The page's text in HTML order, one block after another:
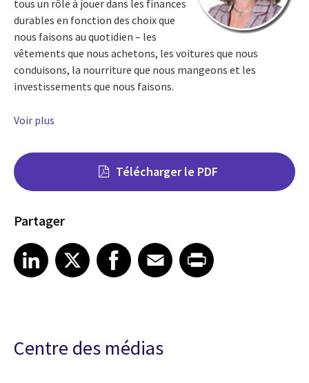
tous un rôle à jouer dans les finances
durables en fonction des choix que
nous faisons au quotidien – les
vêtements que nous achetons, les voitures que nous
conduisons, la nourriture que nous mangeons et les
investissements que nous faisons.
Voir plus
Télécharger le PDF
Partager
Share on LinkedIn
LinkedIn
Share on X Share on Facebook
Facebook
Share on EmailEmailShare on Print
Centre des médias